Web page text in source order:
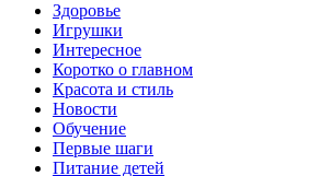
Здоровье
Игрушки
Интересное
Коротко о главном
Красота и стиль
Новости
Обучение
Первые шаги
Питание детей